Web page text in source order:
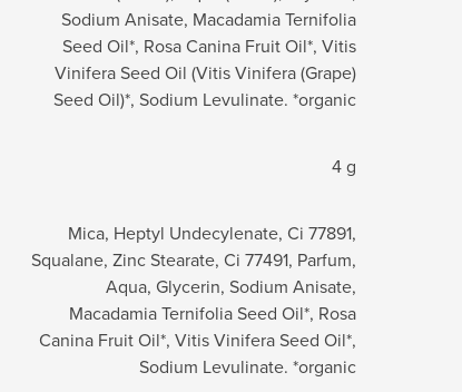
Sodium Anisate, Macadamia Ternifolia
Seed Oil*, Rosa Canina Fruit Oil*, Vitis
Vinifera Seed Oil (Vitis Vinifera (Grape)
Seed Oil)*, Sodium Levulinate. *organic
4 g
Mica, Heptyl Undecylenate, Ci 77891,
Squalane, Zinc Stearate, Ci 77491, Parfum,
Aqua, Glycerin, Sodium Anisate,
Macadamia Ternifolia Seed Oil*, Rosa
Canina Fruit Oil*, Vitis Vinifera Seed Oil*,
Sodium Levulinate. *organic